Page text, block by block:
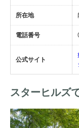
所在地
電話番号
公式サイト
スターヒルズ